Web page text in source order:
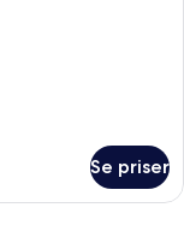
Se priser